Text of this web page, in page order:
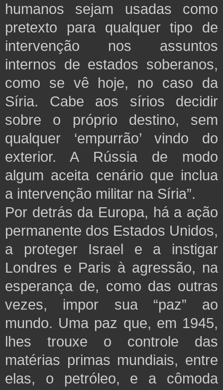
humanos sejam usadas como
pretexto para qualquer tipo de
intervenção nos assuntos
internos de estados soberanos,
como se vê hoje, no caso da
Síria. Cabe aos sírios decidir
sobre o próprio destino, sem
qualquer ‘empurrão’ vindo do
exterior. A Rússia de modo
algum aceita cenário que inclua
a intervenção militar na Síria”.
Por detrás da Europa, há a ação
permanente dos Estados Unidos,
a proteger Israel e a instigar
Londres e Paris à agressão, na
esperança de, como das outras
vezes, impor sua “paz” ao
mundo. Uma paz que, em 1945,
lhes trouxe o controle das
matérias primas mundiais, entre
elas, o petróleo, e a cômoda